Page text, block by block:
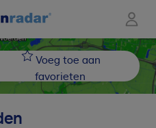
Voeg toe aan
favorieten